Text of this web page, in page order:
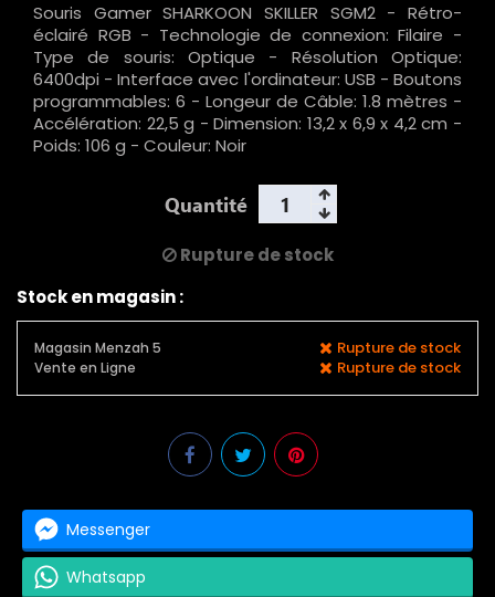
Souris Gamer SHARKOON SKILLER SGM2 - Rétro-
éclairé RGB - Technologie de connexion: Filaire -
Type de souris: Optique - Résolution Optique:
6400dpi - Interface avec l'ordinateur: USB - Boutons
programmables: 6 - Longeur de Câble: 1.8 mètres -
Accélération: 22,5 g - Dimension: 13,2 x 6,9 x 4,2 cm -
Poids: 106 g - Couleur: Noir
Quantité
Rupture de stock
Stock en magasin :
Magasin Menzah 5 Rupture de stock
Vente en Ligne Rupture de stock
Messenger
Whatsapp